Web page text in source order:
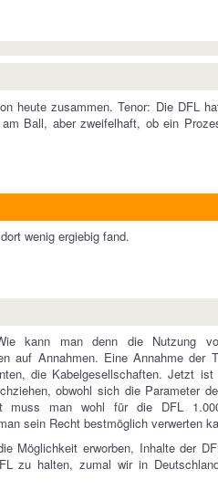
heute zusammen. Tenor: Die DFL
Ball, aber zweifelhaft, ob ein
wenig ergiebig fand.
kann man denn die Nutzung
auf Annahmen. Eine Annahme der
die Kabelgesellschaften. Jetzt
obwohl sich die Parameter
muss man wohl für die DFL
sein Recht bestmöglich verwerten
Möglichkeit erworben, Inhalte der
zu halten, zumal wir in